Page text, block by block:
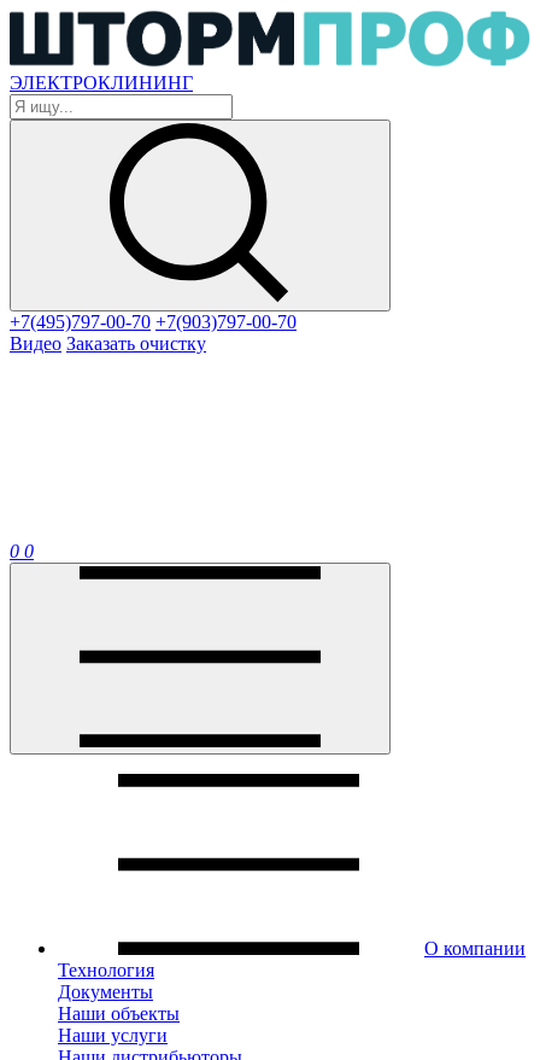
ЭЛЕКТРОКЛИНИНГ
+7(495)797-00-70 +7(903)797-00-70
Видео Заказать очистку
0 0
О компании
Технология
Документы
Наши объекты
Наши услуги